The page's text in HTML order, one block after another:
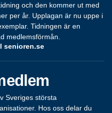
och den kommer ut med
per år. Upplagan är nu uppe i
Tidningen är en
medlemsförmån.
senioren.se
Sveriges största
Hos oss delar du